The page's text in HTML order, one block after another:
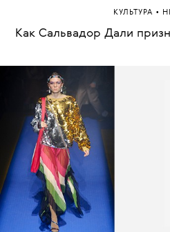
КУЛЬТУРА •
Как Сальвадор Дали